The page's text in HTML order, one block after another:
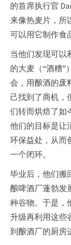
的首席执行官
来像热麦片，所
可以用它制作食
当他们发现可以
的大麦（“酒糟”
会，用酿酒的废
己找到了商机，
们转而烘焙​​了如
他们的目标是让
环保益处，从而
一个闭环。
毕业后，他们搬
酿啤酒厂蓬勃发
种谷物。于是，
升级再利用这些
到酿酒厂的厨房